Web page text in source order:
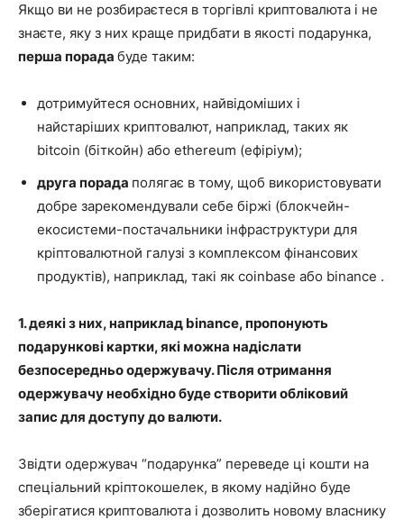
Якщо ви не розбираєтеся в торгівлі криптовалюта і не
знаєте, яку з них краще придбати в якості подарунка,
перша порада буде таким:
дотримуйтеся основних, найвідоміших і
найстаріших криптовалют, наприклад, таких як
bitcoin (біткойн) або ethereum (ефіріум);
друга порада полягає в тому, щоб використовувати
добре зарекомендували себе біржі (блокчейн-
екосистеми-постачальники інфраструктури для
кріптовалютной галузі з комплексом фінансових
продуктів), наприклад, такі як coinbase або binance .
1.деякі з них, наприклад binance, пропонують
подарункові картки, які можна надіслати
безпосередньо одержувачу. Після отримання
одержувачу необхідно буде створити обліковий
запис для доступу до валюти.
Звідти одержувач “подарунка” переведе ці кошти на
спеціальний кріптокошелек, в якому надійно буде
зберігатися криптовалюта і дозволить новому власнику